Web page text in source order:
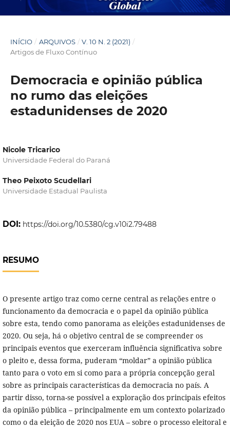
INÍCIO / ARQUIVOS / V. 10 N. 2 (2021) /
Artigos de Fluxo Contínuo
Democracia e opinião pública
no rumo das eleições
estadunidenses de 2020
Nicole Tricarico
Universidade Federal do Paraná
Theo Peixoto Scudellari
Universidade Estadual Paulista
DOI: https://doi.org/10.5380/cg.v10i2.79488
RESUMO
O presente artigo traz como cerne central as relações entre o
funcionamento da democracia e o papel da opinião pública
sobre esta, tendo como panorama as eleições estadunidenses de
2020. Ou seja, há o objetivo central de se compreender os
principais eventos que exerceram influência significativa sobre
o pleito e, dessa forma, puderam “moldar” a opinião pública
tanto para o voto em si como para a própria concepção geral
sobre as principais características da democracia no país. A
partir disso, torna-se possível a exploração dos principais efeitos
da opinião pública – principalmente em um contexto polarizado
como o da eleição de 2020 nos EUA – sobre o processo eleitoral e